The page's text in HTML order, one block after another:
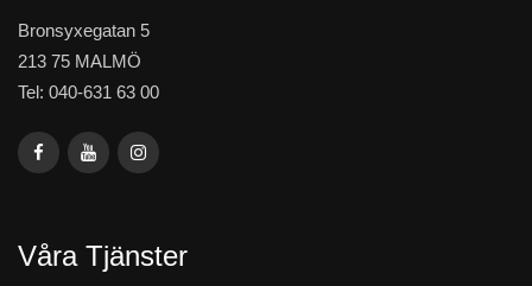
Bronsyxegatan 5
213 75 MALMÖ
Tel: 040-631 63 00
Våra Tjänster